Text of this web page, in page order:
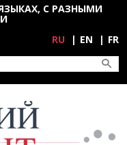
С РАЗНЫМИ
RU EN FR